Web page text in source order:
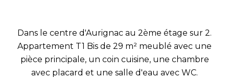
Dans le centre d'Aurignac au 2ème étage sur 2.
Appartement T1 Bis de 29 m² meublé avec une
pièce principale, un coin cuisine, une chambre
avec placard et une salle d'eau avec WC.